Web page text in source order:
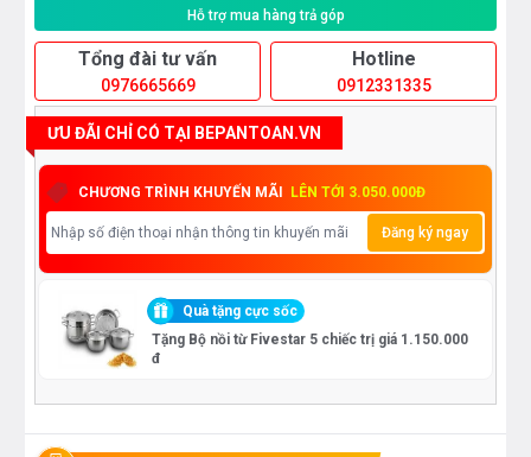
Hỗ trợ mua hàng trả góp
Tổng đài tư vấn
0976665669
Hotline
0912331335
ƯU ĐÃI CHỈ CÓ TẠI BEPANTOAN.VN
CHƯƠNG TRÌNH KHUYẾN MÃI LÊN TỚI 3.050.000Đ
Đăng ký ngay
Quà tặng cực sốc
Tặng Bộ nồi từ Fivestar 5 chiếc trị giá 1.150.000
đ